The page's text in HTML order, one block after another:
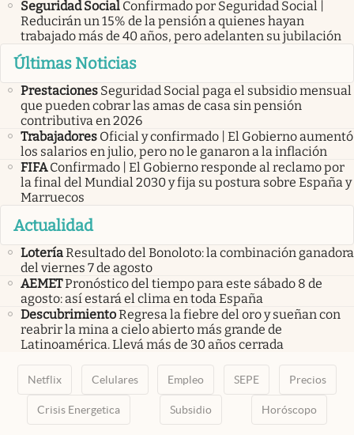
Seguridad Social Confirmado por Seguridad Social |
Reducirán un 15% de la pensión a quienes hayan
trabajado más de 40 años, pero adelanten su jubilación
Últimas Noticias
Prestaciones Seguridad Social paga el subsidio mensual
que pueden cobrar las amas de casa sin pensión
contributiva en 2026
Trabajadores Oficial y confirmado | El Gobierno aumentó
los salarios en julio, pero no le ganaron a la inflación
FIFA Confirmado | El Gobierno responde al reclamo por
la final del Mundial 2030 y fija su postura sobre España y
Marruecos
Actualidad
LoteríaResultado del Bonoloto: la combinación ganadora
del viernes 7 de agosto
AEMETPronóstico del tiempo para este sábado 8 de
agosto: así estará el clima en toda España
DescubrimientoRegresa la fiebre del oro y sueñan con
reabrir la mina a cielo abierto más grande de
Latinoamérica. Llevá más de 30 años cerrada
Netflix Celulares Empleo SEPE Precios
Crisis Energetica Subsidio Horóscopo